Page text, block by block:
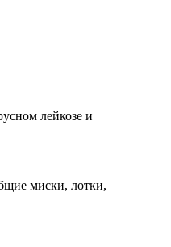
лейкозе и
миски, лотки,